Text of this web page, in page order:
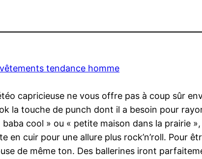
vêtements tendance homme
capricieuse ne vous offre pas à coup sûr
la touche de punch dont il a besoin pour
cool » ou « petite maison dans la prairie
en cuir pour une allure plus rock’n’roll. Pour
de même ton. Des ballerines iront